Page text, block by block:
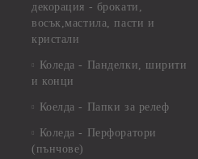
декорация - брокати,
восък,мастила, пасти и
кристали
Коледа - Панделки, ширити
и конци
Коелда - Папки за релеф
Коледа - Перфоратори
(пънчове)